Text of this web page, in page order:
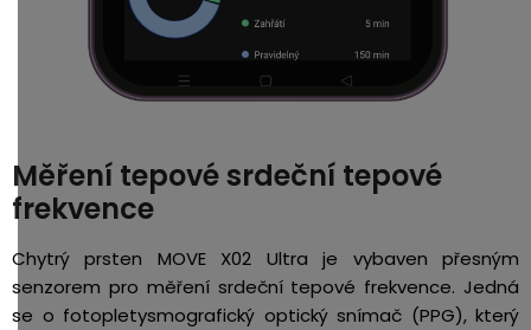
Měření tepové srdeční tepové
frekvence
Chytrý prsten MOVE X02 Ultra je vybaven přesným
senzorem pro měření srdeční tepové frekvence. Jedná
se o fotopletysmografický optický snímač (PPG), který